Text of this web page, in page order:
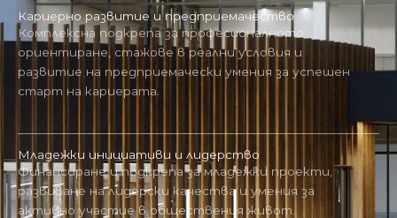
Кариерно развитие и предприемачество
Комплексна подкрепа за професионалното
ориентиране, стажове в реални условия и
развитие на предприемачески умения за успешен
старт на кариерата.
Младежки инициативи и лидерство
Финансиране и подкрепа за младежки проекти,
развиване на лидерски качества и умения за
активно участие в обществения живот.